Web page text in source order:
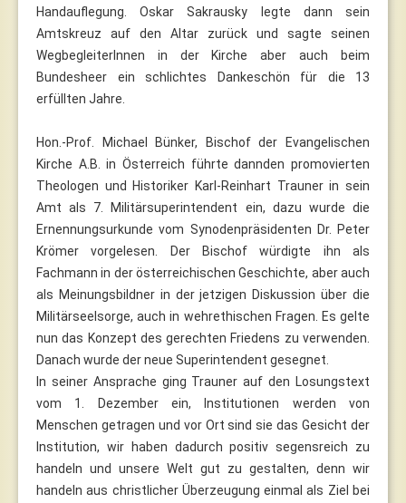
Handauflegung. Oskar Sakrausky legte dann sein
Amtskreuz auf den Altar zurück und sagte seinen
WegbegleiterInnen in der Kirche aber auch beim
Bundesheer ein schlichtes Dankeschön für die 13
erfüllten Jahre.
Hon.-Prof. Michael Bünker, Bischof der Evangelischen
Kirche A.B. in Österreich führte dannden promovierten
Theologen und Historiker Karl-Reinhart Trauner in sein
Amt als 7. Militärsuperintendent ein, dazu wurde die
Ernennungsurkunde vom Synodenpräsidenten Dr. Peter
Krömer vorgelesen. Der Bischof würdigte ihn als
Fachmann in der österreichischen Geschichte, aber auch
als Meinungsbildner in der jetzigen Diskussion über die
Militärseelsorge, auch in wehrethischen Fragen. Es gelte
nun das Konzept des gerechten Friedens zu verwenden.
Danach wurde der neue Superintendent gesegnet.
In seiner Ansprache ging Trauner auf den Losungstext
vom 1. Dezember ein, Institutionen werden von
Menschen getragen und vor Ort sind sie das Gesicht der
Institution, wir haben dadurch positiv segensreich zu
handeln und unsere Welt gut zu gestalten, denn wir
handeln aus christlicher Überzeugung einmal als Ziel bei